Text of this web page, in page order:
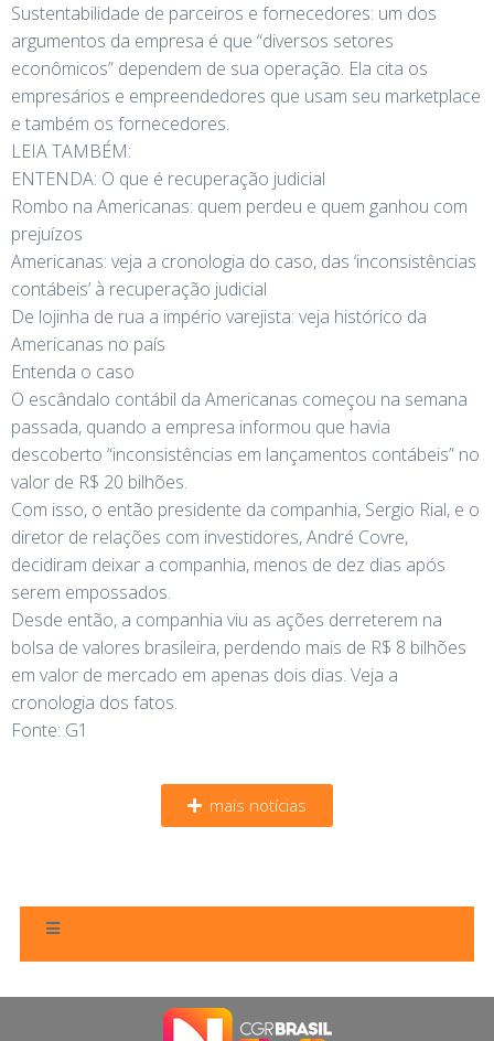
Sustentabilidade de parceiros e fornecedores: um dos
argumentos da empresa é que “diversos setores
econômicos” dependem de sua operação. Ela cita os
empresários e empreendedores que usam seu marketplace
e também os fornecedores.
LEIA TAMBÉM:
ENTENDA: O que é recuperação judicial
Rombo na Americanas: quem perdeu e quem ganhou com
prejuízos
Americanas: veja a cronologia do caso, das ‘inconsistências
contábeis’ à recuperação judicial
De lojinha de rua a império varejista: veja histórico da
Americanas no país
Entenda o caso
O escândalo contábil da Americanas começou na semana
passada, quando a empresa informou que havia
descoberto “inconsistências em lançamentos contábeis” no
valor de R$ 20 bilhões.
Com isso, o então presidente da companhia, Sergio Rial, e o
diretor de relações com investidores, André Covre,
decidiram deixar a companhia, menos de dez dias após
serem empossados.
Desde então, a companhia viu as ações derreterem na
bolsa de valores brasileira, perdendo mais de R$ 8 bilhões
em valor de mercado em apenas dois dias. Veja a
cronologia dos fatos.
Fonte: G1
mais notícias